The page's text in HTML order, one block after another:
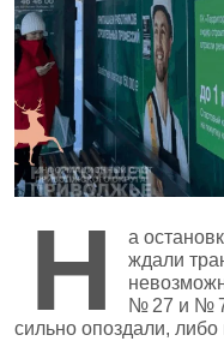
Н
а
ждали
№ 27 и №
сильно опоздали,